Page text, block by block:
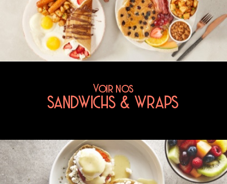
Voir nos
SANDWICHS & WRAPS